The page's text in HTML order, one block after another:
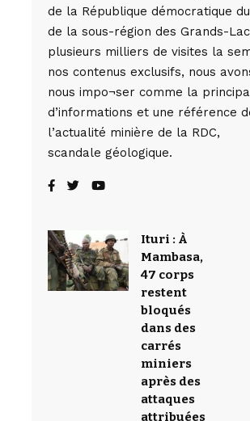
de la République démocratique
de la sous-région des Grands-
plusieurs milliers de visites la
nos contenus exclusifs, nous
nous impo¬ser comme la
d’informations et une référence
l’actualité minière de la RDC,
scandale géologique.
Ituri : À
Mambasa,
47 corps
restent
bloqués
dans des
carrés
miniers
après des
attaques
attribuées